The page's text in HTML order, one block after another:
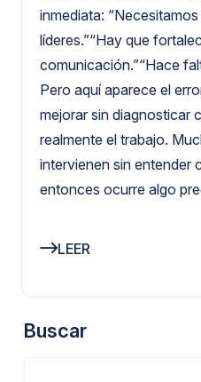
inmediata:
líderes.”“Hay que
comunicación.”“Hace
Pero aquí aparece el
mejorar sin diagnosticar
realmente el trabajo.
intervienen sin entender
entonces ocurre algo
LEER
Buscar